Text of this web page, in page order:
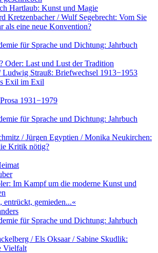
Hartlaub: Kunst und Magie
Kretzenbacher / Wulf Segebrecht: Vom Sie
als eine neue Konvention?
für Sprache und Dichtung: Jahrbuch
Oder: Last und Lust der Tradition
Strauß: Briefwechsel 1913−1953
Exil im Exil
1931−1979
für Sprache und Dichtung: Jahrbuch
/ Jürgen Egyptien / Monika Neukirchen:
Kritik nötig?
Im Kampf um die moderne Kunst und
entrückt, gemieden...«
für Sprache und Dichtung: Jahrbuch
/ Els Oksaar / Sabine Skudlik:
Vielfalt